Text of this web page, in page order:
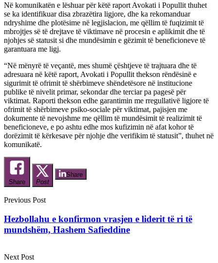
Në komunikatën e lëshuar për këtë raport Avokati i Popullit thuhet
se ka identifikuar disa zbrazëtira ligjore, dhe ka rekomanduar
ndryshime dhe plotësime në legjislacion, me qëllim të fuqizimit të
mbrojtjes së të drejtave të viktimave në procesin e aplikimit dhe të
njohjes së statusit si dhe mundësimin e gëzimit të beneficioneve të
garantuara me ligj.
“Në mënyrë të veçantë, mes shumë çështjeve të trajtuara dhe të
adresuara në këtë raport, Avokati i Popullit thekson rëndësinë e
sigurimit të ofrimit të shërbimeve shëndetësore në institucione
publike të nivelit primar, sekondar dhe terciar pa pagesë për
viktimat. Raporti thekson edhe garantimin me rregullativë ligjore të
ofrimit të shërbimeve psiko-sociale për viktimat, pajisjen me
dokumente të nevojshme me qëllim të mundësimit të realizimit të
beneficioneve, e po ashtu edhe mos kufizimin në afat kohor të
dorëzimit të kërkesave për njohje dhe verifikim të statusit”, thuhet në
komunikatë.
Share Post
Share
Previous Post
Hezbollahu e konfirmon vrasjen e liderit të ri të
mundshëm, Hashem Safieddine
Next Post